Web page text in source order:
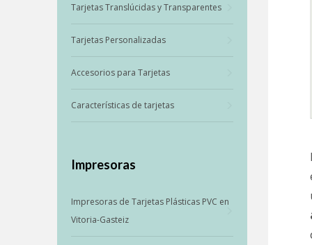
Tarjetas Translúcidas y Transparentes
Tarjetas Personalizadas
Accesorios para Tarjetas
Características de tarjetas
Impresoras
Impresoras de Tarjetas Plásticas PVC en
Vitoria-Gasteiz